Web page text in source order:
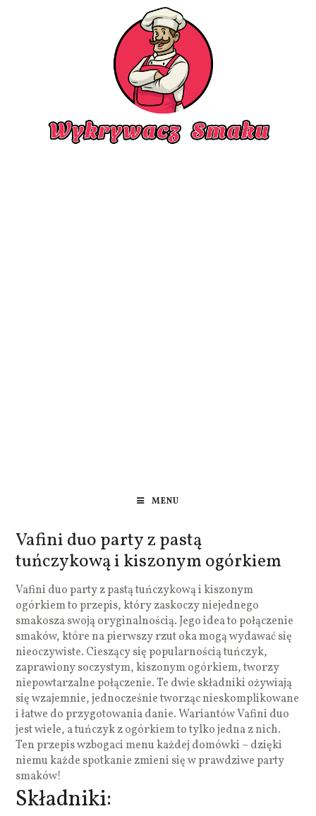
MENU
Vafini duo party z pastą
tuńczykową i kiszonym ogórkiem
Vafini duo party z pastą tuńczykową i kiszonym
ogórkiem to przepis, który zaskoczy niejednego
smakosza swoją oryginalnością. Jego idea to połączenie
smaków, które na pierwszy rzut oka mogą wydawać się
nieoczywiste. Cieszący się popularnością tuńczyk,
zaprawiony soczystym, kiszonym ogórkiem, tworzy
niepowtarzalne połączenie. Te dwie składniki ożywiają
się wzajemnie, jednocześnie tworząc nieskomplikowane
i łatwe do przygotowania danie. Wariantów Vafini duo
jest wiele, a tuńczyk z ogórkiem to tylko jedna z nich.
Ten przepis wzbogaci menu każdej domówki – dzięki
niemu każde spotkanie zmieni się w prawdziwe party
smaków!
Składniki: